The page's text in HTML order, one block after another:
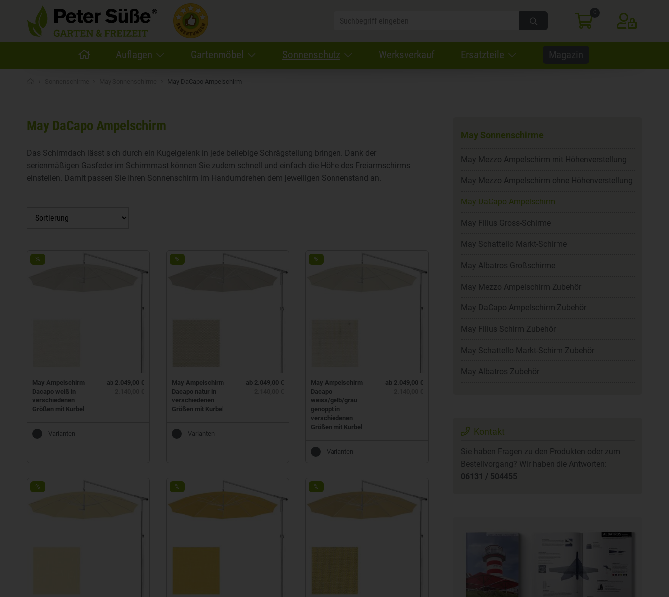
Auflagen Gartenmöbel Sonnenschutz Werksverkauf Ersatzteile Magazin
0
May DaCapo Ampelschirm
May DaCapo Ampelschirm
Das Schirmdach lässt sich durch ein Kugelgelenk in jede beliebige Schrägstellung bringen. Dank der
serienmäßigen Gasfeder im Schirmmast können Sie zudem schnell und einfach die Höhe des Freiarmschirms
einstellen. Damit passen Sie Ihren Sonnenschirm im Handumdrehen dem jeweiligen Sonnenstand an.
%
May Ampelschirm
Dacapo weiß in
verschiedenen
Größen mit Kurbel
ab 2.049,00 €
Varianten
%
May Ampelschirm
Dacapo natur in
verschiedenen
Größen mit Kurbel
ab 2.049,00 €
Varianten
%
May Ampelschirm
Dacapo
weiss/gelb/grau
genoppt in
verschiedenen
Größen mit Kurbel
ab 2.049,00 €
Varianten
% % %
May Sonnenschirme
May Mezzo Ampelschirm mit Höhenverstellung
May Mezzo Ampelschirm ohne Höhenverstellung
May DaCapo Ampelschirm
May Filius Gross-Schirme
May Schattello Markt-Schirme
May Albatros Großschirme
May Mezzo Ampelschirm Zubehör
May DaCapo Ampelschirm Zubehör
May Filius Schirm Zubehör
May Schattello Markt-Schirm Zubehör
May Albatros Zubehör
Kontakt
Sie haben Fragen zu den Produkten oder zum
Bestellvorgang? Wir haben die Antworten:
06131 / 504455